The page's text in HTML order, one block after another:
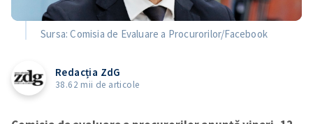
Sursa: Comisia de Evaluare a Procurorilor/Facebook
Redacția ZdG
38.62 mii de articole